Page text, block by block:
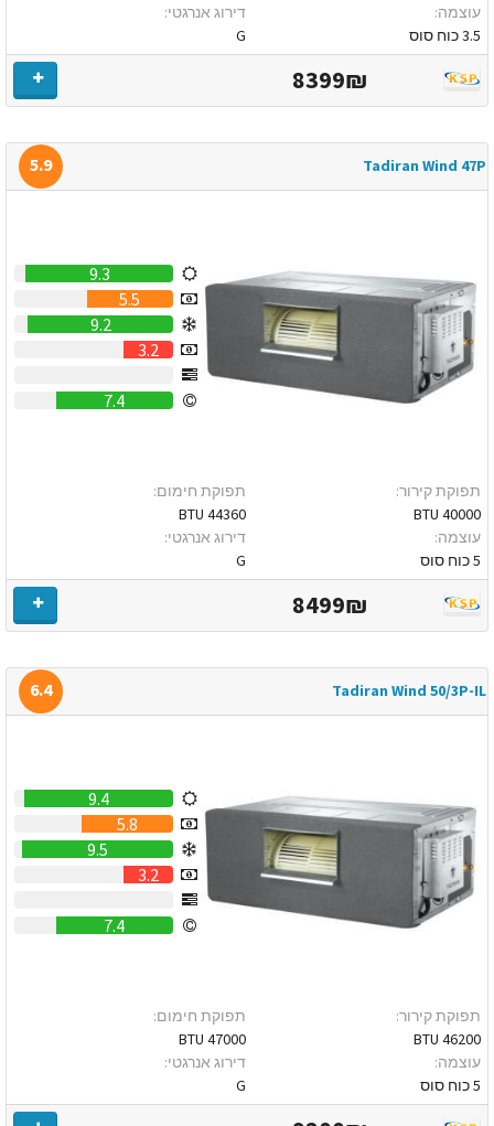
עוצמה:
3.5 כוח סוס
דירוג אנרגטי:
G
8399₪
Tadiran Wind 47P
5.9
9.3
5.5
9.2
3.2
7.4
תפוקת קירור:
40000 BTU
עוצמה:
5 כוח סוס
תפוקת חימום:
44360 BTU
דירוג אנרגטי:
G
8499₪
Tadiran Wind 50/3P-IL
6.4
9.4
5.8
9.5
3.2
7.4
תפוקת קירור:
46200 BTU
עוצמה:
5 כוח סוס
תפוקת חימום:
47000 BTU
דירוג אנרגטי:
G